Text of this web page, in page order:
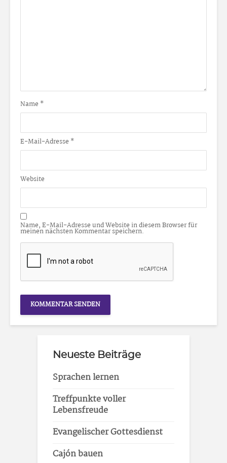
Name *
E-Mail-Adresse *
Website
Name, E-Mail-Adresse und Website in diesem Browser für
meinen nächsten Kommentar speichern.
Neueste Beiträge
Sprachen lernen
Treffpunkte voller
Lebensfreude
Evangelischer Gottesdienst
Cajón bauen